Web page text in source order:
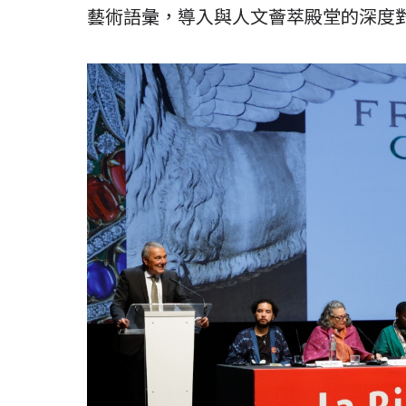
藝術語彙，導入與人文薈萃殿堂的深度